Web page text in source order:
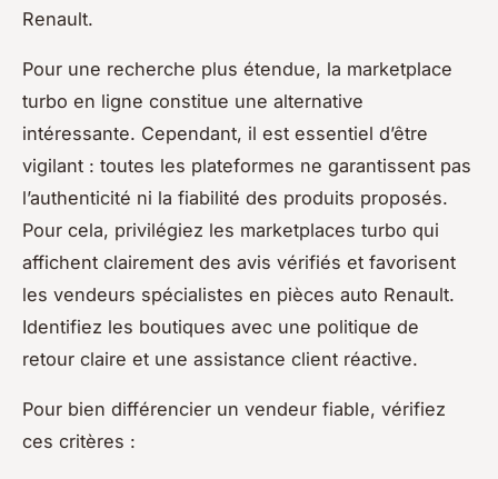
Renault.
Pour une recherche plus étendue, la marketplace
turbo en ligne constitue une alternative
intéressante. Cependant, il est essentiel d’être
vigilant : toutes les plateformes ne garantissent pas
l’authenticité ni la fiabilité des produits proposés.
Pour cela, privilégiez les marketplaces turbo qui
affichent clairement des avis vérifiés et favorisent
les vendeurs spécialistes en pièces auto Renault.
Identifiez les boutiques avec une politique de
retour claire et une assistance client réactive.
Pour bien différencier un vendeur fiable, vérifiez
ces critères :